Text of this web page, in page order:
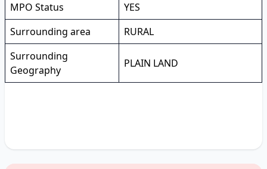
MPO Status
YES
Surrounding area
RURAL
Surrounding
Geography
PLAIN LAND